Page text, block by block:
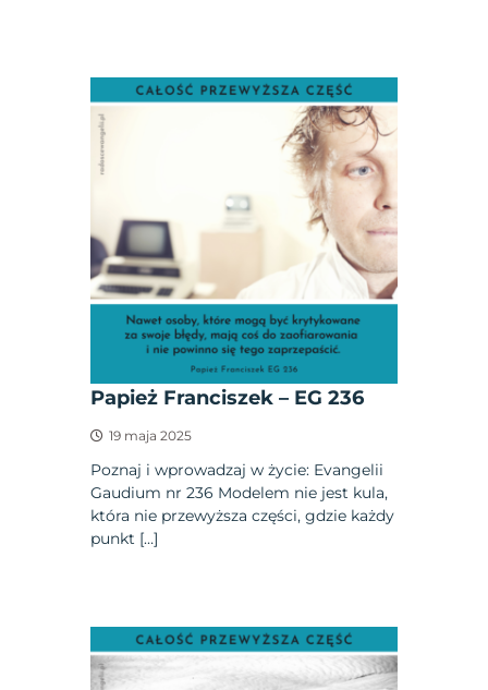
Papież Franciszek – EG 236
19 maja 2025
Poznaj i wprowadzaj w życie: Evangelii
Gaudium nr 236 Modelem nie jest kula,
która nie przewyższa części, gdzie każdy
punkt […]